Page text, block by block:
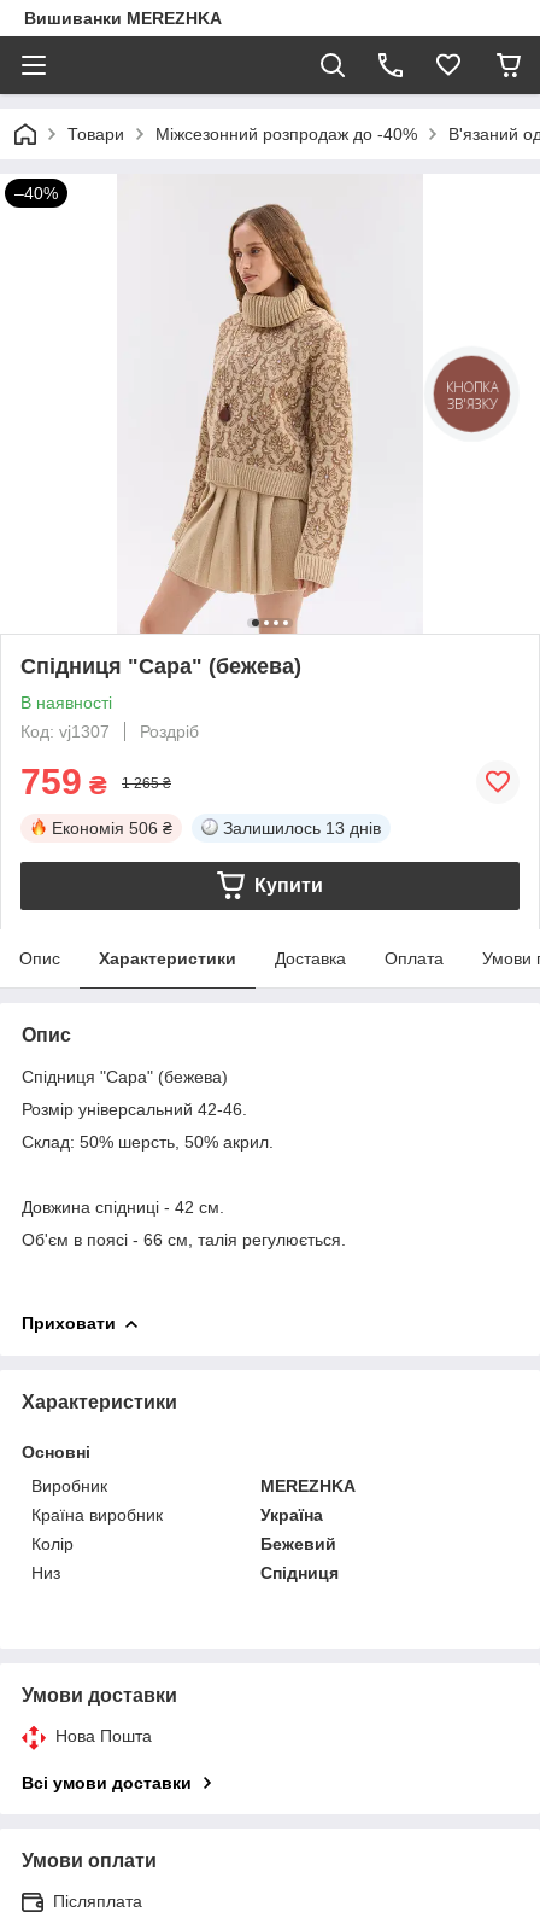
Вишиванки MEREZHKA
Товари Міжсезонний розпродаж до -40% В'язаний
–40%
Спідниця "Сара" (бежева)
В наявності
Код: vj1307
Роздріб
759 ₴ 1 265 ₴
Економія 506 ₴ Залишилось 13 днів
Купити
Опис Характеристики Доставка Оплата Умови
Опис
Спідниця "Сара" (бежева)
Розмір універсальний 42-46.
Склад: 50% шерсть, 50% акрил.
Довжина спідниці - 42 см.
Об'єм в поясі - 66 см, талія регулюється.
Приховати
Характеристики
Основні
Виробник
MEREZHKA
Країна виробник
Україна
Колір
Бежевий
Низ
Спідниця
Умови доставки
Нова Пошта
Всі умови доставки
Умови оплати
Післяплата
КНОПКА
ЗВ'ЯЗКУ